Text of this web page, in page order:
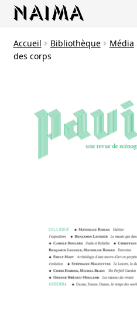
Accueil Bibliothèque Média
des corps
Panneau de gestion des cookies